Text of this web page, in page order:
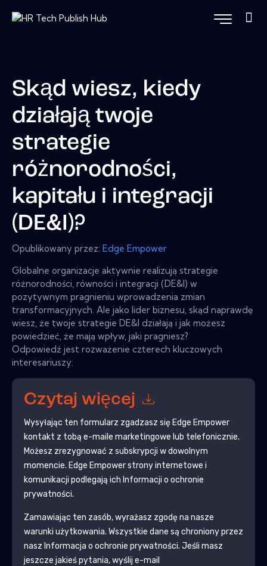
Skąd wiesz, kiedy
działają twoje
strategie
różnorodności,
kapitału i integracji
(DE&I)?
Opublikowany przez: Edge Empower
Globalne organizacje aktywnie realizują strategie
różnorodności, równości i integracji (DE&I) w
pozytywnym pragnieniu wprowadzenia zmian
transformacyjnych. Ale jako lider biznesu, skąd naprawdę
wiesz, że twoje strategie DE&I działają i jak możesz
powiedzieć, że mają wpływ, jaki pragniesz?
Odpowiedź jest rozważenie czterech kluczowych
interesariuszy:
Czytaj więcej
Wysyłając ten formularz zgadzasz się Edge Empower
kontakt z tobą e-maile marketingowe lub telefonicznie.
Możesz zrezygnować z subskrypcji w dowolnym
momencie. Edge Empowerstrony internetowe i
komunikacji podlegają ich Informacji o ochronie
prywatności.
Zamawiając ten zasób, wyrażasz zgodę na nasze
warunki użytkowania. Wszystkie dane są chroniony przez
nasz Informacja o ochronie prywatności. Jeśli masz
jeszcze jakieś pytania, wyślij e-mail